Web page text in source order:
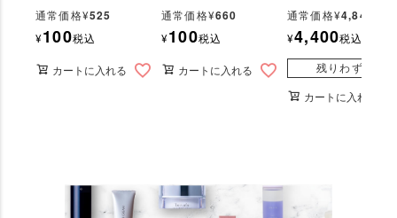
通常価格¥525
¥100税込
カートに入れる
通常価格¥660
¥100税込
カートに入れる
通常価格¥4,840
¥4,400税込
残りわずか
カートに入れる